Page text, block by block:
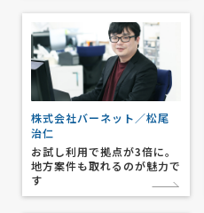
株式会社バーネット／松尾
治仁
お試し利用で拠点が3倍に。
地方案件も取れるのが魅力で
す